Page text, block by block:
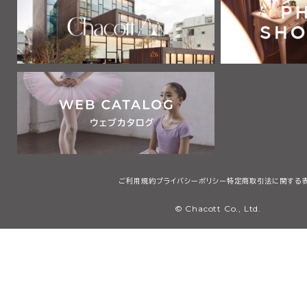
ご利用規約プライバシーポリシー 特定商取引法に関する
© Chacott Co., Ltd.